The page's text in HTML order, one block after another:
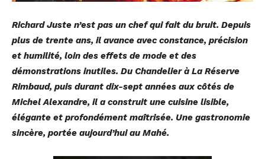
Richard Juste n’est pas un chef qui fait du bruit. Depuis
plus de trente ans, il avance avec constance, précision
et humilité, loin des effets de mode et des
démonstrations inutiles. Du Chandelier à La Réserve
Rimbaud, puis durant dix-sept années aux côtés de
Michel Alexandre, il a construit une cuisine lisible,
élégante et profondément maîtrisée. Une gastronomie
sincère, portée aujourd’hui au Mahé.